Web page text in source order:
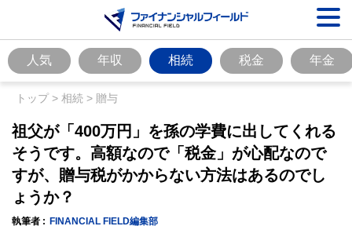
人気 年収 相続 税金 年金
トップ> 相続 > 贈与
祖父が「400万円」を孫の学費に出してくれる
そうです。高額なので「税金」が心配なので
すが、贈与税がかからない方法はあるのでし
ょうか？
執筆者 : FINANCIAL FIELD編集部